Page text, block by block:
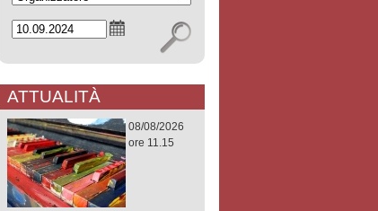
ATTUALITÀ
08/08/2026
ore 11.15